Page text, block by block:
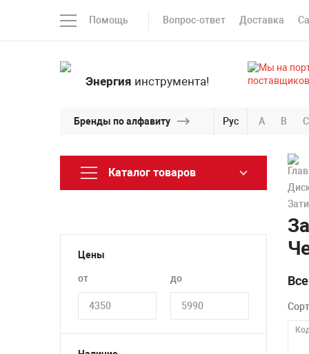
Помощь Вопрос-ответ Доставка
Энергия инструмента!
Бренды по алфавиту Рус A B C
Каталог товаров
Цены
от до